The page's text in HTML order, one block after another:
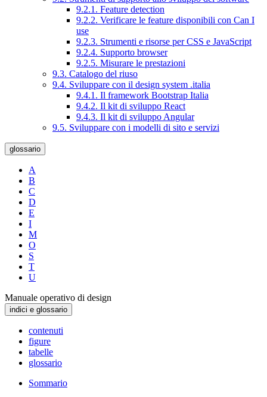
9.2.1. Feature detection
9.2.2. Verificare le feature disponibili con Can I
use
9.2.3. Strumenti e risorse per CSS e JavaScript
9.2.4. Supporto browser
9.2.5. Misurare le prestazioni
9.3. Catalogo del riuso
9.4. Sviluppare con il design system .italia
9.4.1. Il framework Bootstrap Italia
9.4.2. Il kit di sviluppo React
9.4.3. Il kit di sviluppo Angular
9.5. Sviluppare con i modelli di sito e servizi
glossario
A
B
C
D
E
I
M
O
S
T
U
Manuale operativo di design
indici e glossario
contenuti
figure
tabelle
glossario
Sommario